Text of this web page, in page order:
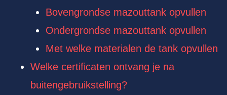
Bovengrondse mazouttank opvullen
Ondergrondse mazouttank opvullen
Met welke materialen de tank opvullen
Welke certificaten ontvang je na
buitengebruikstelling?